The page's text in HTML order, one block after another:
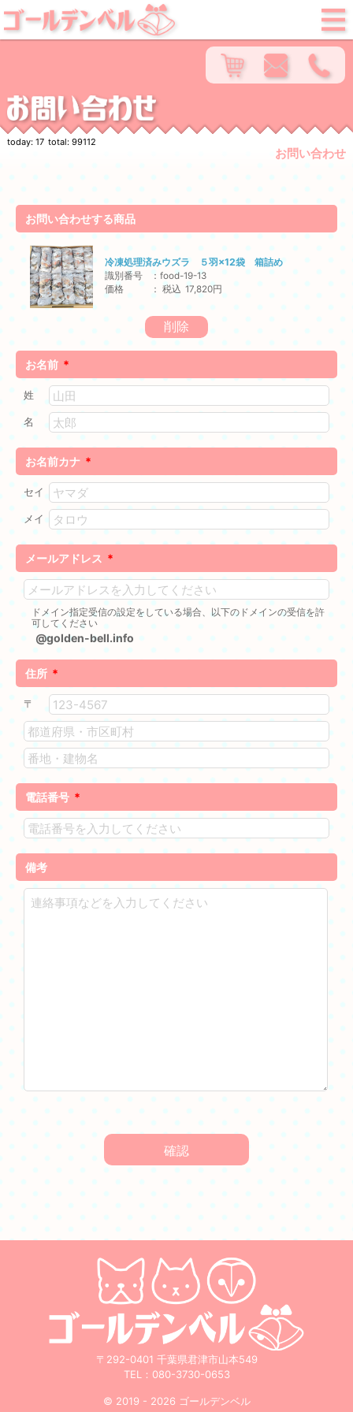
today: 17 total: 99112
お問い合わせ
お問い合わせする商品
冷凍処理済みウズラ ５羽×12袋 箱詰め
識別番号
food-19-13
価格
税込 17,820円
お名前 *
姓
名
お名前カナ *
セイ
メイ
メールアドレス *
ドメイン指定受信の設定をしている場合、以下のドメインの受信を許
可してください
@golden-bell.info
住所 *
〒
電話番号 *
備考
〒292-0401 千葉県君津市山本549
TEL： 080-3730-0653
© 2019 - 2026 ゴールデンベル